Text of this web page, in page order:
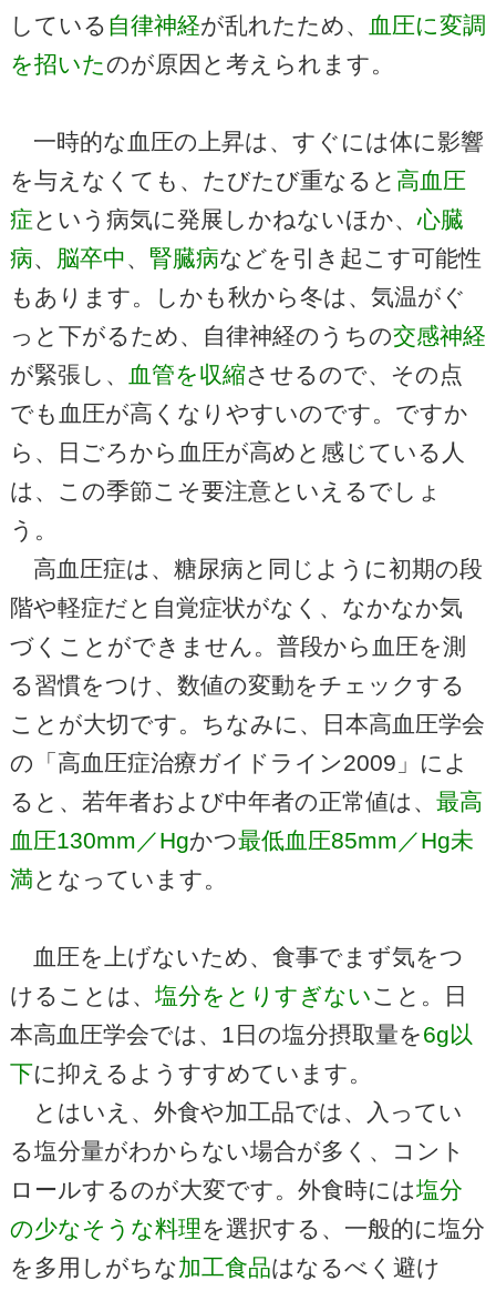
している 自律神経が乱れたため、
血圧に変調
を招いたのが原因と考えられます。
一時的な血圧の上昇は、すぐには体に影響
を与えなくても、たびたび重なると 高血圧
症という病気に発展しかねないほか、心臓
病、 脳卒中、 腎臓病などを引き起こす可能性
もあります。しかも秋から冬は、気温がぐ
っと下がるため、自律神経のうちの交感神経
が緊張し、
血管を収縮させるので、その点
でも血圧が高くなりやすいのです。ですか
ら、日ごろから血圧が高めと感じている人
は、この季節こそ要注意といえるでしょ
う。
高血圧症は、糖尿病と同じように初期の段
階や軽症だと自覚症状がなく、なかなか気
づくことができません。普段から血圧を測
る習慣をつけ、数値の変動をチェックする
ことが大切です。ちなみに、日本高血圧学会
の「高血圧症治療ガイドライン2009」によ
ると、若年者および中年者の正常値は、 最高
血圧130mm／Hgかつ最低血圧85mm／Hg未
満となっています。
血圧を上げないため、食事でまず気をつ
けることは、 塩分をとりすぎないこと。日
本高血圧学会では、1日の塩分摂取量を6g以
下に抑えるようすすめています。
とはいえ、外食や加工品では、入ってい
る塩分量がわからない場合が多く、コント
ロールするのが大変です。外食時には塩分
の少なそうな料理を選択する、一般的に塩分
を多用しがちな加工食品はなるべく避け